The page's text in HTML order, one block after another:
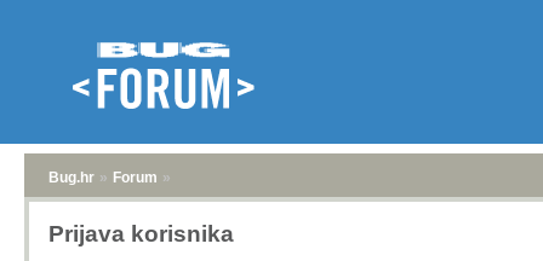
Bug.hr » Forum »
Prijava korisnika